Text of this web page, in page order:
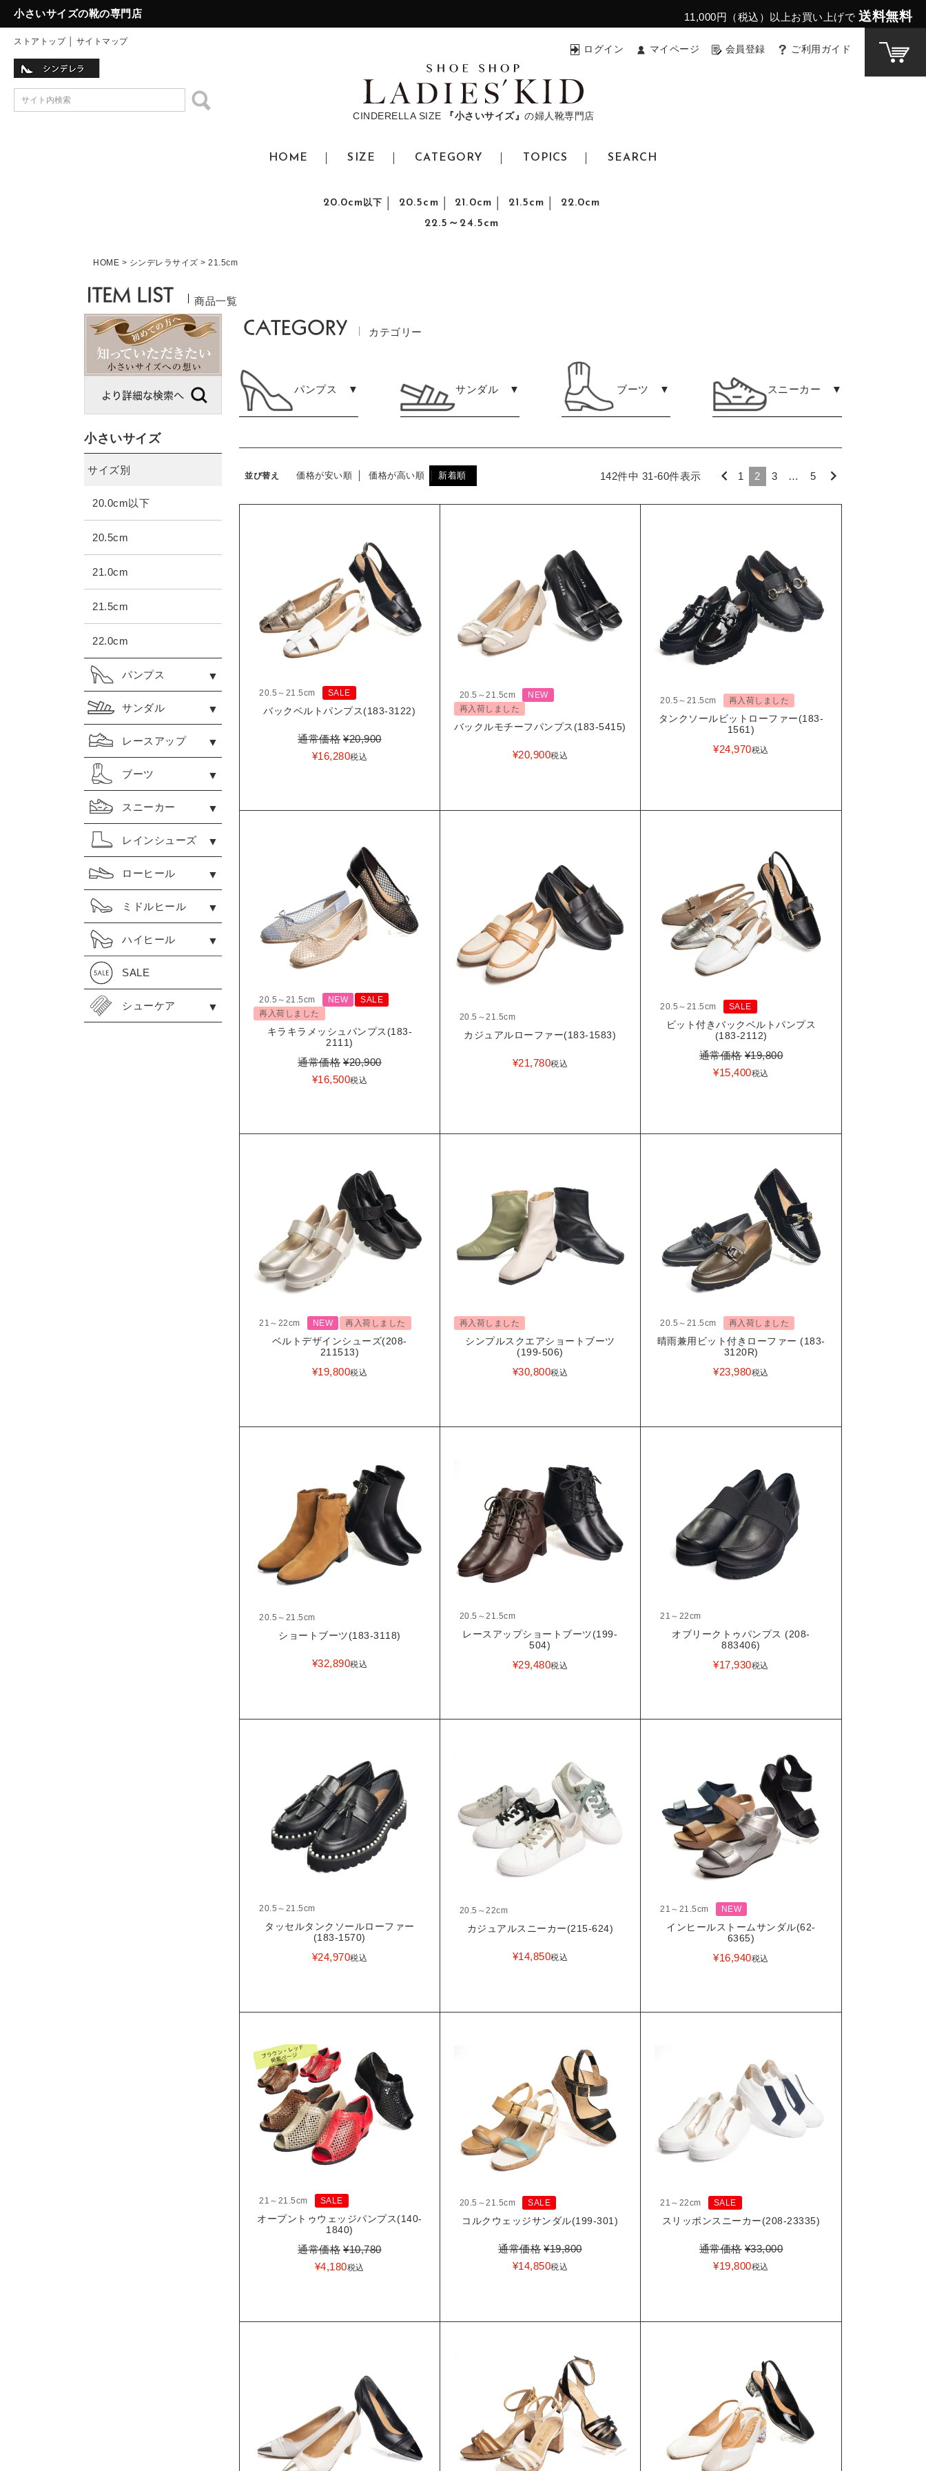
小さいサイズの靴の専門店 11,000円（税込）以上お買い上げで 送料無料
ストアトップ│ サイトマップ
CINDERELLA SIZE 『小さいサイズ』 の婦人靴専門店
ログイン マイページ 会員登録 ご利用ガイド
HOME SIZE CATEGORY TOPICS SEARCH
20.0cm以下 20.5cm 21.0cm 21.5cm
22.0cm
22.5～24.5cm
HOME シンデレラサイズ 21.5cm
商品一覧
小さいサイズ
サイズ別
20.0cm以下
20.5cm
21.0cm
21.5cm
22.0cm
パンプス
サンダル
レースアップ
ブーツ
スニーカー
レインシューズ
ローヒール
ミドルヒール
ハイヒール
SALE
シューケア
カテゴリー
パンプス ▼ サンダル ▼ ブーツ ▼ スニーカー ▼
並び替え 価格が安い順 価格が高い順 新着順 142件中 31-60件表示 1 2 3 … 5
20.5～21.5cm SALE
バックベルトパンプス(183-3122)
通常価格 ¥20,900
¥16,280税込
20.5～21.5cm
NEW
再入荷しました
バックルモチーフパンプス(183-5415)
¥20,900税込
20.5～21.5cm 再入荷しました
タンクソールビットローファー(183-
1561)
¥24,970税込
20.5～21.5cm NEW
SALE
再入荷しました
キラキラメッシュパンプス(183-
2111)
通常価格 ¥20,900
¥16,500税込
20.5～21.5cm
カジュアルローファー(183-1583)
¥21,780税込
20.5～21.5cm SALE
ビット付きバックベルトパンプス
(183-2112)
通常価格 ¥19,800
¥15,400税込
21～22cm NEW 再入荷しました
ベルトデザインシューズ(208-
211513)
¥19,800税込
再入荷しました
シンプルスクエアショートブーツ
(199-506)
¥30,800税込
20.5～21.5cm 再入荷しました
晴雨兼用ビット付きローファー (183-
3120R)
¥23,980税込
20.5～21.5cm
ショートブーツ(183-3118)
¥32,890税込
20.5～21.5cm
レースアップショートブーツ(199-
504)
¥29,480税込
21～22cm
オブリークトゥパンプス (208-
883406)
¥17,930税込
20.5～21.5cm
タッセルタンクソールローファー
(183-1570)
¥24,970税込
20.5～22cm
カジュアルスニーカー(215-624)
¥14,850税込
21～21.5cm NEW
インヒールストームサンダル(62-
6365)
¥16,940税込
21～21.5cm SALE
オープントゥウェッジパンプス(140-
1840)
通常価格 ¥10,780
¥4,180税込
20.5～21.5cm SALE
コルクウェッジサンダル(199-301)
通常価格 ¥19,800
¥14,850税込
21～22cm SALE
スリッポンスニーカー(208-23335)
通常価格 ¥33,000
¥19,800税込